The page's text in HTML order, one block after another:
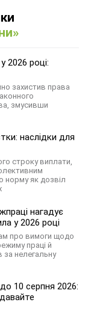
2026 році:
захистив права
змусивши
наслідки для
строку виплати,
норму як дозвіл
нагадує
у 2026 році
про вимоги щодо
праці й
за нелегальну
10 серпня 2026: